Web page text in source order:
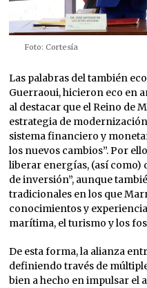
Foto: Cortesía
Las palabras del también
Guerraoui, hicieron eco en
al destacar que el Reino de
estrategia de
sistema financiero y
los nuevos cambios”. Por
liberar energías, (así
de inversión”, aunque
tradicionales en los que
conocimientos y
marítima, el turismo y los
De esta forma, la alianza
definiendo través de
bien a hecho en impulsar el